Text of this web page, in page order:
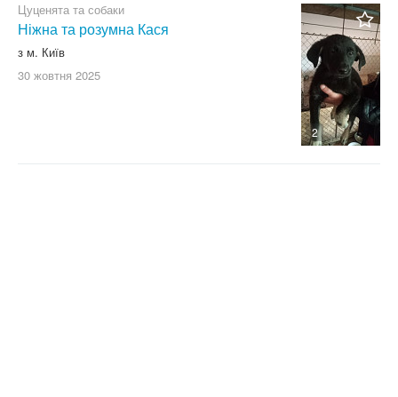
2
Цуценята та собаки
Ніжна та розумна Кася
з м. Київ
30 жовтня 2025